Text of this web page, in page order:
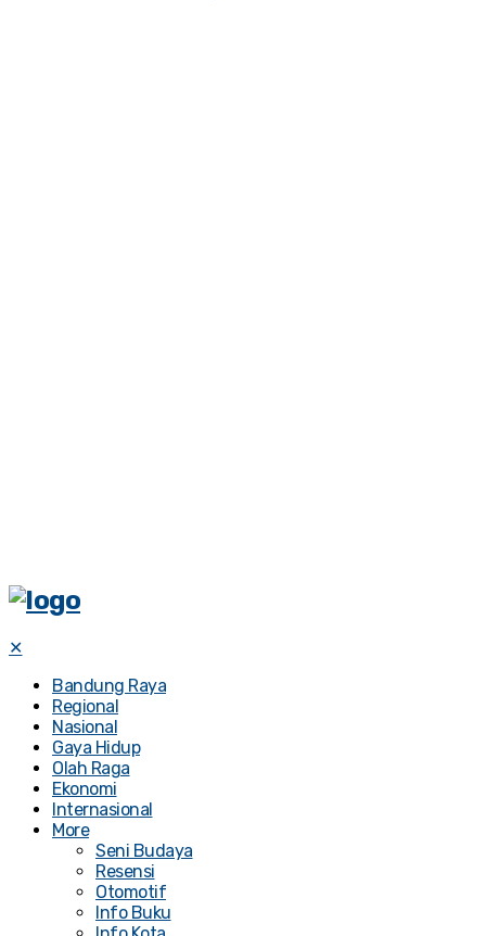
✕
Bandung Raya
Regional
Nasional
Gaya Hidup
Olah Raga
Ekonomi
Internasional
More
Seni Budaya
Resensi
Otomotif
Info Buku